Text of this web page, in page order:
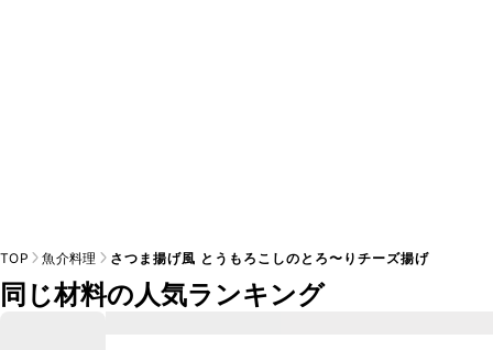
TOP 魚介料理 さつま揚げ風 とうもろこしのとろ〜りチーズ揚げ
同じ材料の人気ランキング